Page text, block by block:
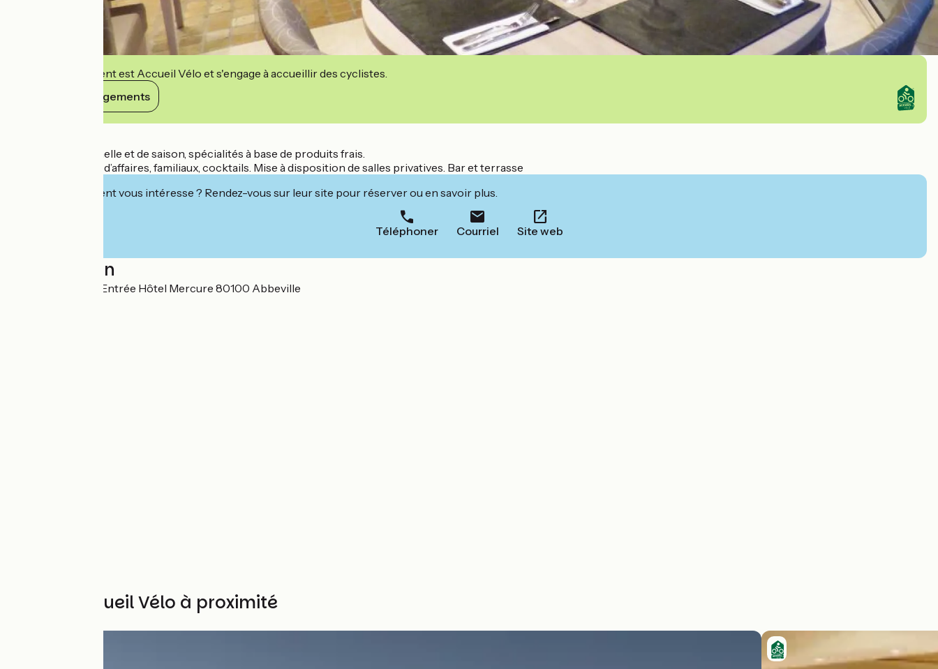
Cet établissement est Accueil Vélo et s'engage à accueillir des cyclistes.
Voir ses engagements
Cuisine traditionnelle et de saison, spécialités à base de produits frais.
Déjeuners privés, d’affaires, familiaux, cocktails. Mise à disposition de salles privatives. Bar et terrasse
Cet établissement vous intéresse ? Rendez-vous sur leur site pour réserver ou en savoir plus.
Téléphoner Courriel Site web
Localisation
19, place du Pilori Entrée Hôtel Mercure 80100 Abbeville
Autres Accueil Vélo à proximité